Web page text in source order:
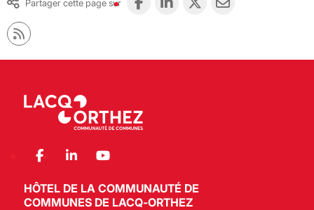
Partager cette page sur
HÔTEL DE LA COMMUNAUTÉ DE
COMMUNES DE LACQ-ORTHEZ